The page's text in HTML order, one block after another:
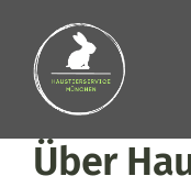
Inhalt
springen
Über